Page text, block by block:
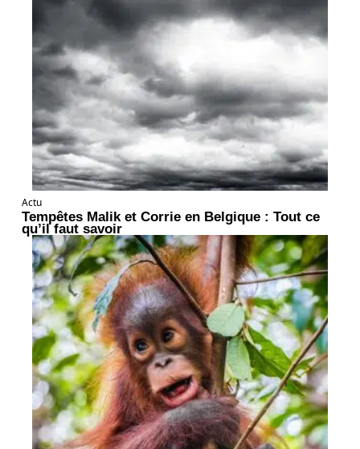
Actu
Tempêtes Malik et Corrie en Belgique : Tout ce
qu’il faut savoir